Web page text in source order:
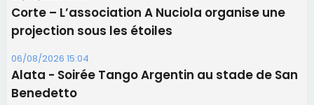
09/08/2026 11:04
Festa di l’Associi Curtinesi le 13 septembre
06/08/2026 15:57
Ucciani – Marché des producteurs à Cruculi le
11 août